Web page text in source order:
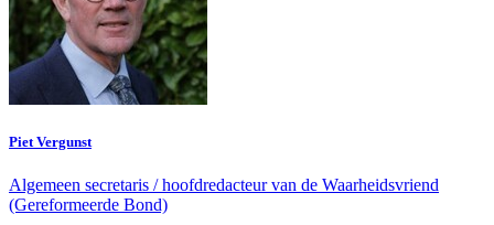
Piet Vergunst
Algemeen secretaris / hoofdredacteur van de Waarheidsvriend
(Gereformeerde Bond)